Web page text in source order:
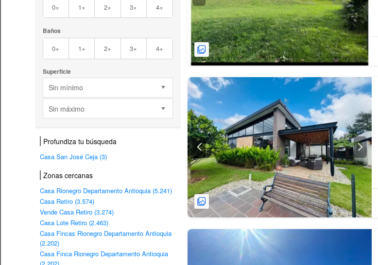
0+ 1+ 2+ 3+ 4+
Baños
0+ 1+ 2+ 3+ 4+
Superficie
Sin mínimo
Sin máximo
Profundiza tu búsqueda
Casa San José Ceja (3)
Zonas cercanas
Casa Rionegro Departamento Antioquia (5.241)
Casa Retiro (3.574)
Vende Casa Retiro (3.274)
Casa Lote Retiro (2.463)
Casa Fincas Rionegro Departamento Antioquia
(2.202)
Casa Finca Rionegro Departamento Antioquia